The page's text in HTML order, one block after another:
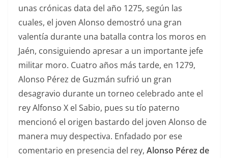
unas crónicas data del año 1275, según las
cuales, el joven Alonso demostró una gran
valentía durante una batalla contra los moros en
Jaén, consiguiendo apresar a un importante jefe
militar moro. Cuatro años más tarde, en 1279,
Alonso Pérez de Guzmán sufrió un gran
desagravio durante un torneo celebrado ante el
rey Alfonso X el Sabio, pues su tío paterno
mencionó el origen bastardo del joven Alonso de
manera muy despectiva. Enfadado por ese
comentario en presencia del rey, Alonso Pérez de